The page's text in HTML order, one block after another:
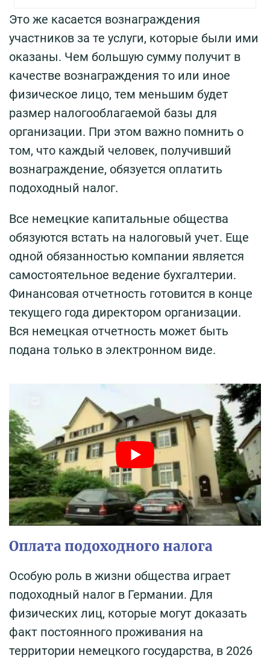
Это же касается вознаграждения
участников за те услуги, которые были ими
оказаны. Чем большую сумму получит в
качестве вознаграждения то или иное
физическое лицо, тем меньшим будет
размер налогооблагаемой базы для
организации. При этом важно помнить о
том, что каждый человек, получивший
вознаграждение, обязуется оплатить
подоходный налог.
Все немецкие капитальные общества
обязуются встать на налоговый учет. Еще
одной обязанностью компании является
самостоятельное ведение бухгалтерии.
Финансовая отчетность готовится в конце
текущего года директором организации.
Вся немецкая отчетность может быть
подана только в электронном виде.
Оплата подоходного налога
Особую роль в жизни общества играет
подоходный налог в Германии. Для
физических лиц, которые могут доказать
факт постоянного проживания на
территории немецкого государства, в 2026